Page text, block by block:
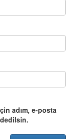
adım, e-posta